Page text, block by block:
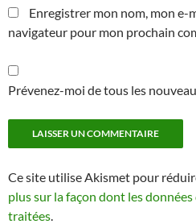
Enregistrer mon nom, mon e-
navigateur pour mon prochain
Prévenez-moi de tous les
Ce site utilise Akismet pour
plus sur la façon dont les
traitées